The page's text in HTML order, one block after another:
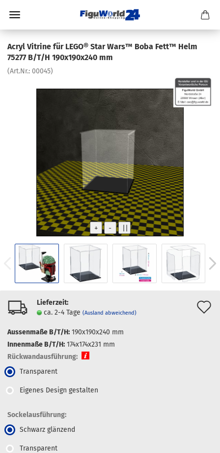
Acryl Vitrine für LEGO® Star Wars™ Boba Fett™ Helm
75277 B/T/H 190x190x240 mm
(Art.Nr.: 00045)
Lieferzeit:
ca. 2-4 Tage (Ausland abweichend)
Aussenmaße B/T/H: 190x190x240 mm
Innenmaße B/T/H: 174x174x231 mm
Rückwandausführung:
Transparent
Eigenes Design gestalten
Sockelausführung:
Schwarz glänzend
Transparent